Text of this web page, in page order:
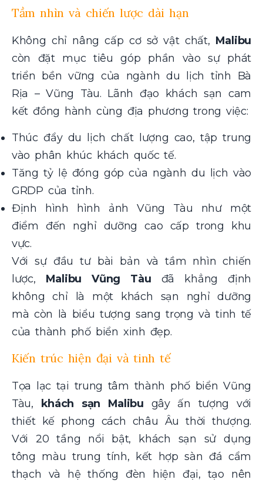
Tầm nhìn và chiến lược dài hạn
Không chỉ nâng cấp cơ sở vật chất, Malibu
còn đặt mục tiêu góp phần vào sự phát
triển bền vững của ngành du lịch tỉnh Bà
Rịa – Vũng Tàu. Lãnh đạo khách sạn cam
kết đồng hành cùng địa phương trong việc:
Thúc đẩy du lịch chất lượng cao, tập trung
vào phân khúc khách quốc tế.
Tăng tỷ lệ đóng góp của ngành du lịch vào
GRDP của tỉnh.
Định hình hình ảnh Vũng Tàu như một
điểm đến nghỉ dưỡng cao cấp trong khu
vực.
Với sự đầu tư bài bản và tầm nhìn chiến
lược, Malibu Vũng Tàu đã khẳng định
không chỉ là một khách sạn nghỉ dưỡng
mà còn là biểu tượng sang trọng và tinh tế
của thành phố biển xinh đẹp.
Kiến trúc hiện đại và tinh tế
Tọa lạc tại trung tâm thành phố biển Vũng
Tàu,
khách sạn Malibu gây ấn tượng với
thiết kế phong cách châu Âu thời thượng.
Với 20 tầng nổi bật, khách sạn sử dụng
tông màu trung tính, kết hợp sàn đá cẩm
thạch và hệ thống đèn hiện đại, tạo nên